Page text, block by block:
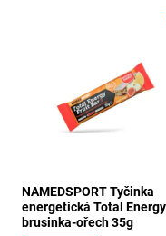
NAMEDSPORT Tyčinka
energetická Total Energy
brusinka-ořech 35g